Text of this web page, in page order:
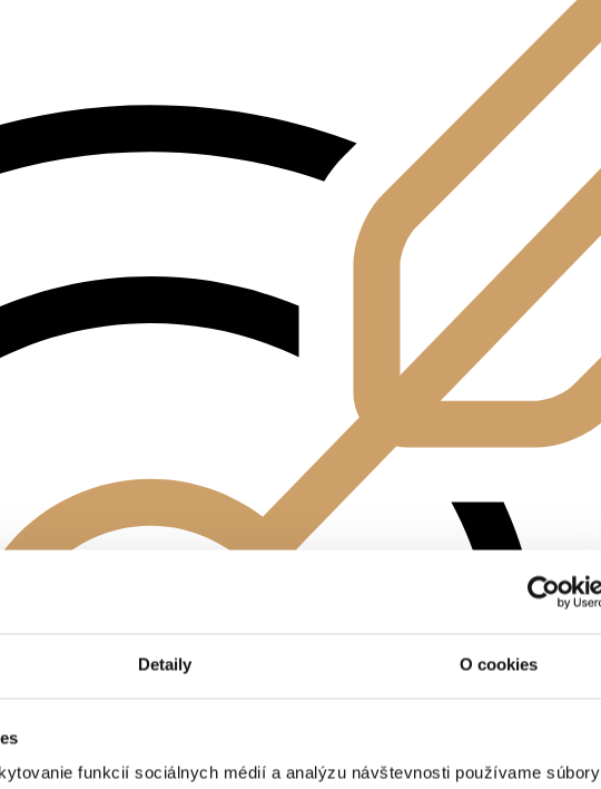
Detaily O cookies
funkcií sociálnych médií a analýzu návštevnosti používame súbory